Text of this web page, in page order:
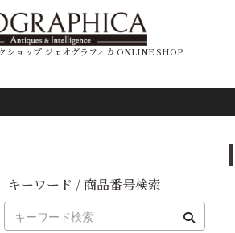
ショップ ジェオグラフィカ ONLINE SHOP
キーワード / 商品番号検索